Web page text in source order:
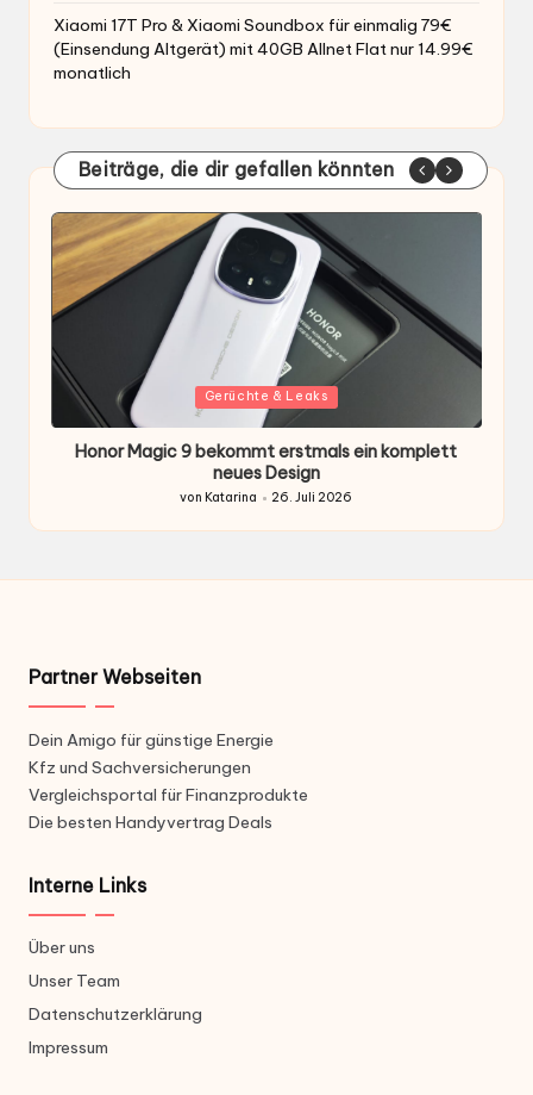
Xiaomi 17T Pro & Xiaomi Soundbox für einmalig 79€
(Einsendung Altgerät) mit 40GB Allnet Flat nur 14.99€
monatlich
Beiträge, die dir gefallen könnten
Gepostet
Gerüchte & Leaks
Honor Magic 9 bekommt erstmals ein komplett
neues Design
Gepostet
von
von Katarina 26. Juli 2026
Partner Webseiten
Dein Amigo für günstige Energie
Kfz und Sachversicherungen
Vergleichsportal für Finanzprodukte
Die besten Handyvertrag Deals
Interne Links
Über uns
Unser Team
Datenschutzerklärung
Impressum